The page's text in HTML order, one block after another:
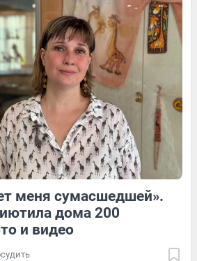
11 Обсудить
12 Обсудить
меня сумасшедшей».
дома 200
и видео